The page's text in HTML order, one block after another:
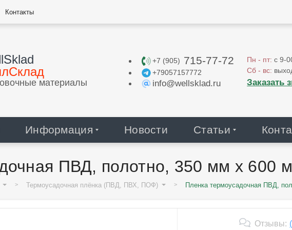
Контакты
материалы
+7 (905) 715-77-72
+79057157772
info@wellsklad.ru
Пн - пт: с 9-
Сб - вс:
Заказать
Информация Новости Статьи
ПВД, полотно, 350 мм х 600
Термоусадочная плёнка (ПВД, ПВХ, ПОФ) Пленка термоусадочная ПВД,
Отзывы: